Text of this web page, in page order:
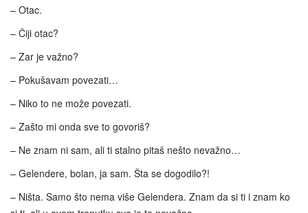
– Otac.
– Čiji otac?
– Zar je važno?
– Pokušavam povezati…
– Niko to ne može povezati.
– Zašto mi onda sve to govoriš?
– Ne znam ni sam, ali ti stalno pitaš nešto nevažno…
– Gelendere, bolan, ja sam. Šta se dogodilo?!
– Ništa. Samo što nema više Gelendera. Znam da si ti i znam ko